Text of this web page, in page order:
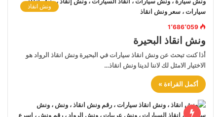
ونش انقاذ
1٬686٬059
ونش انقاذ البحيرة
أذا كنت تبحث عن ونش انقاذ سيارات في البحيرة ونش انقاذ الرواد هو
الاختيار الامثل لك لاننا لدينا ونش انقاذ…
أكمل القراءة »